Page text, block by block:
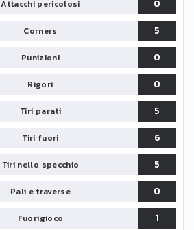
Attacchi pericolosi
0
Corners
5
Punizioni
0
Rigori
0
Tiri parati
5
Tiri fuori
6
Tiri nello specchio
5
Pali e traverse
0
Fuorigioco
1